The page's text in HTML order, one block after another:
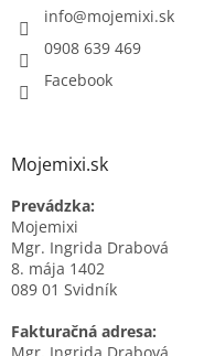
info@mojemixi.sk
0908 639 469
Facebook
Mojemixi.sk
Prevádzka:
Mojemixi
Mgr. Ingrida Drabová
8. mája 1402
089 01 Svidník
Fakturačná adresa: